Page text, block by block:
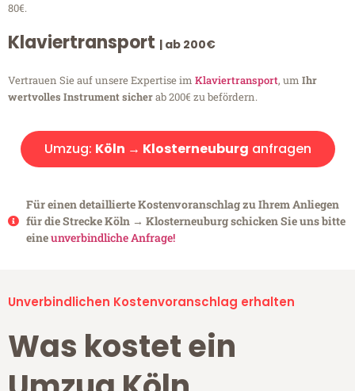
80€.
Klaviertransport | ab 200€
Vertrauen Sie auf unsere Expertise im Klaviertransport, um Ihr
wertvolles Instrument sicherab 200€ zu befördern.
Umzug: Köln → Klosterneuburg anfragen
Für einen detaillierte Kostenvoranschlag zu Ihrem Anliegen
für die Strecke Köln → Klosterneuburg schicken Sie uns bitte
eineunverbindliche Anfrage!
Unverbindlichen Kostenvoranschlag erhalten
Was kostet ein